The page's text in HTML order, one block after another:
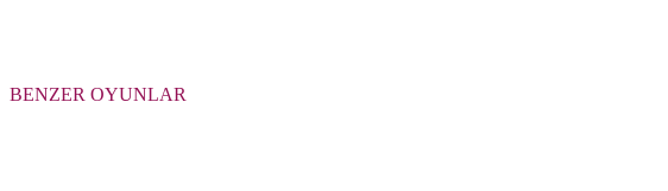
BENZER OYUNLAR